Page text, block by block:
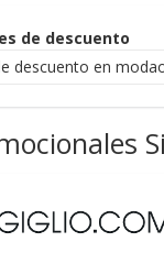
de descuento
descuento en